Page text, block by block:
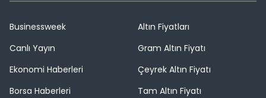
Businessweek
Canlı Yayın
Ekonomi Haberleri
Borsa Haberleri
Altın Fiyatları
Gram Altın Fiyatı
Çeyrek Altın Fiyatı
Tam Altın Fiyatı